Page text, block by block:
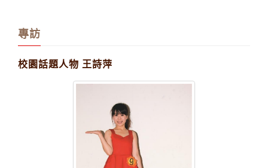
專訪
校園話題人物 王詩萍